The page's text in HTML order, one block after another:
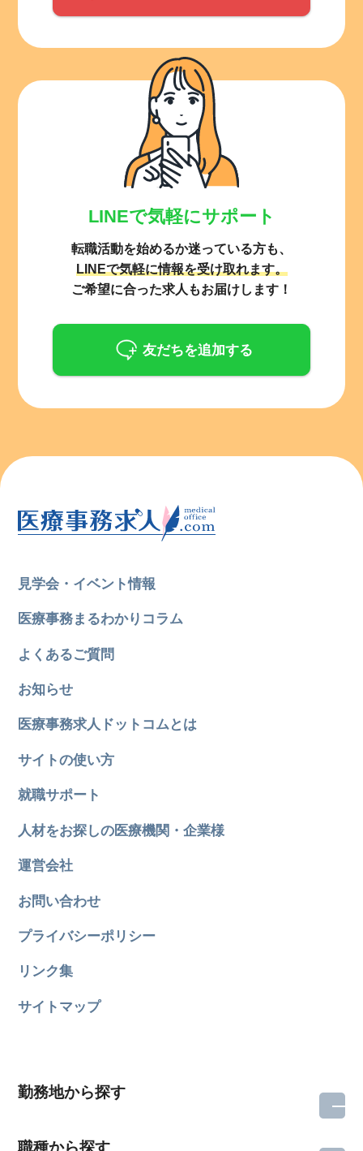
LINEで気軽にサポート
転職活動を始めるか迷っている方も、
LINEで気軽に情報を受け取れます。
ご希望に合った求人もお届けします！
友だちを追加する
見学会・イベント情報
医療事務まるわかりコラム
よくあるご質問
お知らせ
医療事務求人ドットコムとは
サイトの使い方
就職サポート
人材をお探しの医療機関・企業様
運営会社
お問い合わせ
プライバシーポリシー
リンク集
サイトマップ
勤務地から探す
職種から探す